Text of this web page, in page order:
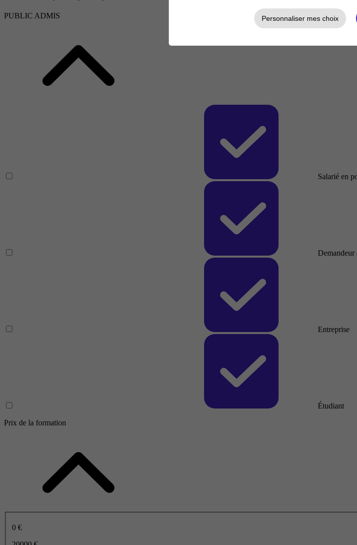
PUBLIC ADMIS
Salarié en
Demandeur
Entreprise
Étudiant
Prix de la formation
0 €
Personnaliser mes choix